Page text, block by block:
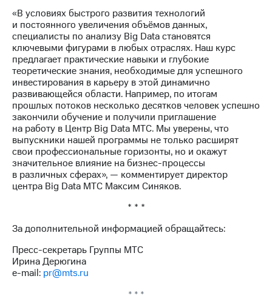
Контроль
и
аудит
Рынок
акций
Описание
Программа
приобретения
Порядок
выкупа
акций
Дивиденды
Рынок
облигаций
Еврооблигации-2023
Уведомление
о
погашении
именных
облигаций
Другое
«В условиях быстрого развития технологий
и постоянного увеличения объёмов данных,
специалисты по анализу Big Data становятся
ключевыми фигурами в любых отраслях. Наш курс
предлагает практические навыки и глубокие
теоретические знания, необходимые для успешного
инвестирования в карьеру в этой динамично
развивающейся области. Например, по итогам
прошлых потоков несколько десятков человек успешно
закончили обучение и получили приглашение
на работу в Центр Big Data МТС. Мы уверены, что
выпускники нашей программы не только расширят
свои профессиональные горизонты, но и окажут
значительное влияние на бизнес-процессы
в различных сферах», — комментирует директор
центра Big Data МТС Максим Синяков.
* * *
За дополнительной информацией обращайтесь:
Пресс-секретарь Группы МТС
Ирина Дерюгина
e-mail: pr@mts.ru
* * *